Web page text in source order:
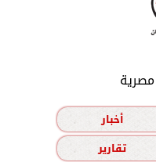
أخبار
تقارير